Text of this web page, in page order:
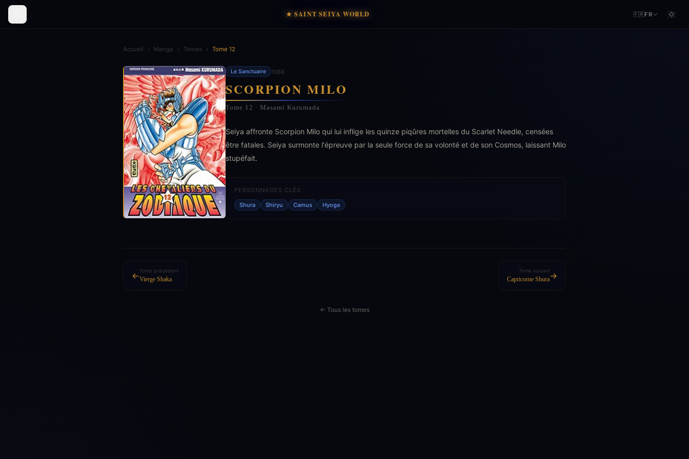
★ SAINT SEIYA WORLD 🇫🇷FR
Accueil › Manga › Tomes › Tome 12
Le Sanctuaire 1988
SCORPION MILO
Tome 12 · Masami Kurumada
Seiya affronte Scorpion Milo qui lui inflige les quinze piqûres mortelles du Scarlet Needle, censées
être fatales. Seiya surmonte l'épreuve par la seule force de sa volonté et de son Cosmos, laissant Milo
stupéfait.
PERSONNAGES CLÉS
Shura Shiryu Camus Hyoga
←Tome précédent
Vierge Shaka
Tome suivant
Capricorne Shura→
← Tous les tomes